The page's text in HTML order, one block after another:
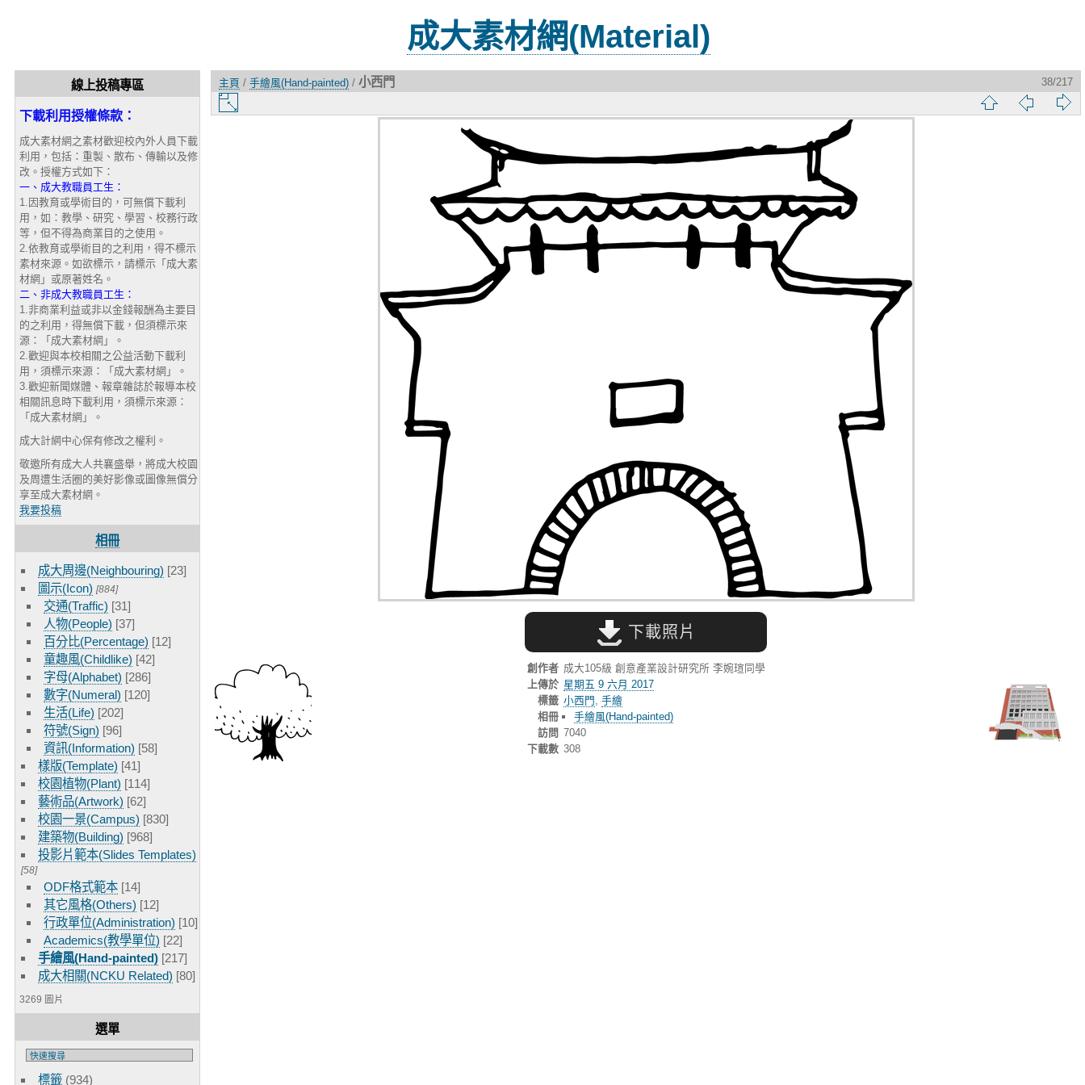
成大素材網(Material)
線上投稿專區
下載利用授權條款：
成大素材網之素材歡迎校內外人員下載
利用，包括：重製、散布、傳輸以及修
改。授權方式如下：
一、成大教職員工生：
1.因教育或學術目的，可無償下載利
用，如：教學、研究、學習、校務行政
等，但不得為商業目的之使用。
2.依教育或學術目的之利用，得不標示
素材來源。如欲標示，請標示「成大素
材網」或原著姓名。
二、非成大教職員工生：
1.非商業利益或非以金錢報酬為主要目
的之利用，得無償下載，但須標示來
源：「成大素材網」。
2.歡迎與本校相關之公益活動下載利
用，須標示來源：「成大素材網」。
3.歡迎新聞媒體、報章雜誌於報導本校
相關訊息時下載利用，須標示來源：
「成大素材網」。
成大計網中心保有修改之權利。
敬邀所有成大人共襄盛舉，將成大校園
及周遭生活圈的美好影像或圖像無償分
享至成大素材網。
我要投稿
相冊
成大周邊(Neighbouring) [23]
圖示(Icon) [884]
交通(Traffic) [31]
人物(People) [37]
百分比(Percentage) [12]
童趣風(Childlike) [42]
字母(Alphabet) [286]
數字(Numeral) [120]
生活(Life) [202]
符號(Sign) [96]
資訊(Information) [58]
樣版(Template) [41]
校園植物(Plant) [114]
藝術品(Artwork) [62]
校園一景(Campus) [830]
建築物(Building) [968]
投影片範本(Slides Templates)
[58]
ODF格式範本 [14]
其它風格(Others) [12]
行政單位(Administration) [10]
Academics(教學單位) [22]
手繪風(Hand-painted) [217]
成大相關(NCKU Related) [80]
3269 圖片
選單
標籤 (934)
主頁 / 手繪風(Hand-painted) / 小西門
38/217
略
頁
一
片
下載照片
創作者 成大105級 創意產業設計研究所 李婉瑄同學
上傳於 星期五 9 六月 2017
標籤 小西門
手繪
相冊
手繪風(Hand-painted)
訪問 7040
下載數 308